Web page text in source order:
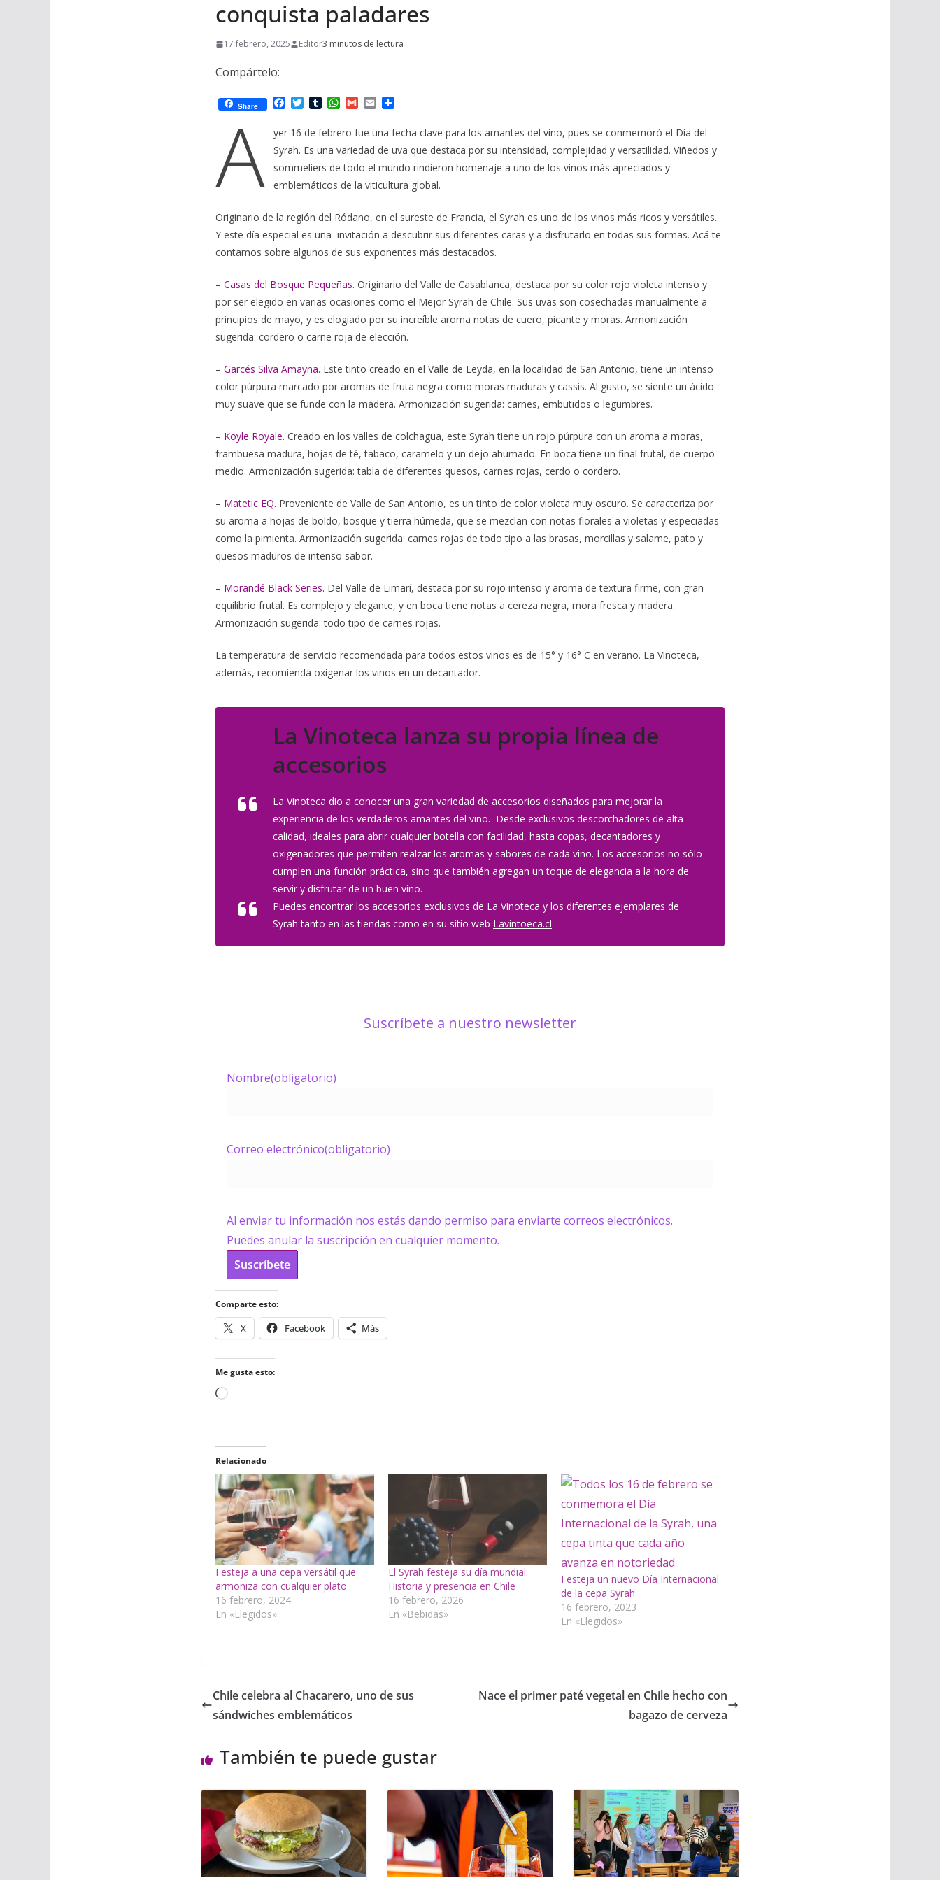
conquista paladares
17 febrero, 2025 Editor3 minutos de lectura
Compártelo:
Share
c
b
o
o
k
T
i
t
t
e
T
m
b
l
r
W
a
t
s
A
p
p
G
a
i
l
E
a
i
l
m
p
a
r
i
A
yer 16 de febrero fue una fecha clave para los amantes del vino, pues se conmemoró el Día del
Syrah. Es una variedad de uva que destaca por su intensidad, complejidad y versatilidad. Viñedos y
sommeliers de todo el mundo rindieron homenaje a uno de los vinos más apreciados y
emblemáticos de la viticultura global.
Originario de la región del Ródano, en el sureste de Francia, el Syrah es uno de los vinos más ricos y versátiles.
Y este día especial es una invitación a descubrir sus diferentes caras y a disfrutarlo en todas sus formas. Acá te
contamos sobre algunos de sus exponentes más destacados.
– Casas del Bosque Pequeñas. Originario del Valle de Casablanca, destaca por su color rojo violeta intenso y
por ser elegido en varias ocasiones como el Mejor Syrah de Chile. Sus uvas son cosechadas manualmente a
principios de mayo, y es elogiado por su increíble aroma notas de cuero, picante y moras. Armonización
sugerida: cordero o carne roja de elección.
– Garcés Silva Amayna. Este tinto creado en el Valle de Leyda, en la localidad de San Antonio, tiene un intenso
color púrpura marcado por aromas de fruta negra como moras maduras y cassis. Al gusto, se siente un ácido
muy suave que se funde con la madera. Armonización sugerida: carnes, embutidos o legumbres.
– Koyle Royale. Creado en los valles de colchagua, este Syrah tiene un rojo púrpura con un aroma a moras,
frambuesa madura, hojas de té, tabaco, caramelo y un dejo ahumado. En boca tiene un final frutal, de cuerpo
medio. Armonización sugerida: tabla de diferentes quesos, carnes rojas, cerdo o cordero.
– Matetic EQ. Proveniente de Valle de San Antonio, es un tinto de color violeta muy oscuro. Se caracteriza por
su aroma a hojas de boldo, bosque y tierra húmeda, que se mezclan con notas florales a violetas y especiadas
como la pimienta. Armonización sugerida: carnes rojas de todo tipo a las brasas, morcillas y salame, pato y
quesos maduros de intenso sabor.
– Morandé Black Series. Del Valle de Limarí, destaca por su rojo intenso y aroma de textura firme, con gran
equilibrio frutal. Es complejo y elegante, y en boca tiene notas a cereza negra, mora fresca y madera.
Armonización sugerida: todo tipo de carnes rojas.
La temperatura de servicio recomendada para todos estos vinos es de 15° y 16° C en verano. La Vinoteca,
además, recomienda oxigenar los vinos en un decantador.
La Vinoteca lanza su propia línea de
accesorios
La Vinoteca dio a conocer una gran variedad de accesorios diseñados para mejorar la
experiencia de los verdaderos amantes del vino. Desde exclusivos descorchadores de alta
calidad, ideales para abrir cualquier botella con facilidad, hasta copas, decantadores y
oxigenadores que permiten realzar los aromas y sabores de cada vino. Los accesorios no sólo
cumplen una función práctica, sino que también agregan un toque de elegancia a la hora de
servir y disfrutar de un buen vino.
Puedes encontrar los accesorios exclusivos de La Vinoteca y los diferentes ejemplares de
Syrah tanto en las tiendas como en su sitio web Lavintoeca.cl.
Suscríbete a nuestro newsletter
Nombre(obligatorio)
Correo electrónico(obligatorio)
Al enviar tu información nos estás dando permiso para enviarte correos electrónicos.
Puedes anular la suscripción en cualquier momento.
Suscríbete
Comparte esto:
X Facebook Más
Me gusta esto:
Cargando...
Relacionado
Festeja a una cepa versátil que
armoniza con cualquier plato
16 febrero, 2024
En «Elegidos»
El Syrah festeja su día mundial:
Historia y presencia en Chile
16 febrero, 2026
En «Bebidas»
Festeja un nuevo Día Internacional
de la cepa Syrah
16 febrero, 2023
En «Elegidos»
Chile celebra al Chacarero, uno de sus
sándwiches emblemáticos
Nace el primer paté vegetal en Chile hecho con
bagazo de cerveza
También te puede gustar